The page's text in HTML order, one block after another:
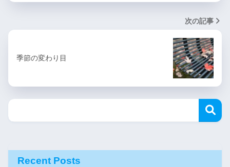
次の記事
季節の変わり目
Recent Posts